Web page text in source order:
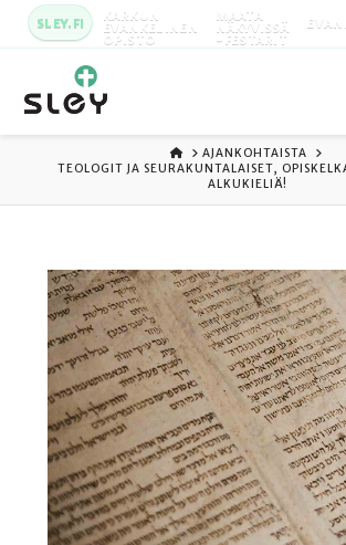
SLEY.FI KARKUN
EVANKELINEN
OPISTO
MAATA
NÄKYVISSÄ
-FESTARIT
ETUSIVU
AJANKOHTAISTA
TEOLOGIT JA SEURAKUNTALAISET,
ALKUKIELIÄ!